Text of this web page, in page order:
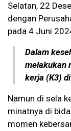
Selatan, 22
dengan
pada 4 Juni
Dalam
melakukan
kerja (K3)
Namun di sela
minatnya di
momen